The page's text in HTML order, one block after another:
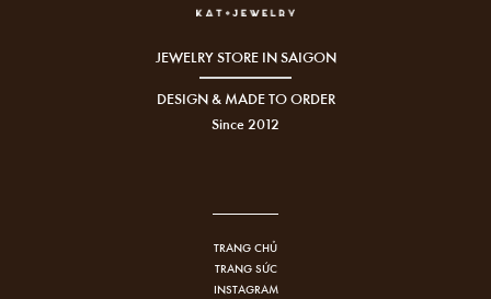
JEWELRY STORE IN SAIGON
DESIGN & MADE TO ORDER
Since 2012
TRANG CHỦ
TRANG SỨC
INSTAGRAM